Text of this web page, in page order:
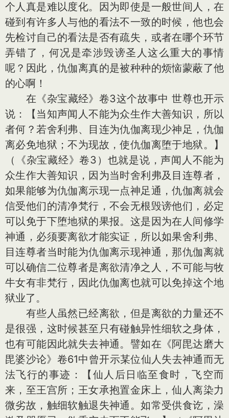
个人真是难以度化。因为即使是一般世间人，在
碰到有许多人与他的看法不一致的时候，他也会
先检讨自己的看法是否有疏失，或者在哪个环节
弄错了，何况是牵涉毁谤圣人这么重大的事情
呢？因此，仇伽离真的是被种种的烦恼蒙蔽了他
的心啊！
在《杂宝藏经》卷3这个故事中 世尊也开示
说：【当知声闻人不能为众生作大善知识，所以
者何？若舍利弗、目连为仇伽离现少神足，仇伽
离必免地狱；不为现故，使仇伽离堕于地狱。】
（《杂宝藏经》卷3）也就是说，声闻人不能为
众生作大善知识，因为当时舍利弗及目连尊者，
如果能够为仇伽离示现一点神足通，仇伽离就会
信受他们的清净梵行，不会无根毁谤他们，必定
可以免于下堕地狱的果报。这是因为在人间修学
神通，必须要离欲才能实证，所以如果舍利弗、
目连尊者当时能为仇伽离示现神通，那仇伽离就
可以确信二位尊者是离欲清净之人，不可能与牧
牛女有非梵行，因此仇伽离也就可以免掉这个地
狱业了。
有些人虽然已经离欲，但是离欲的力量还不
是很强，这时候甚至只有碰触异性细软之身体，
也有可能因此就失去神通。譬如在《阿毘达磨大
毘婆沙论》卷61中曾开示某位仙人失去神通而无
法飞行的事迹：【仙人后日临至食时，飞空而
来，至王宫所；王女承抱置金床上，仙人离染力
微劣故，触细软触退失神通。如常受供食讫，澡